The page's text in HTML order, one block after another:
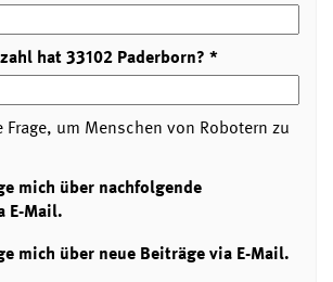
hat 33102 Paderborn? *
um Menschen von Robotern zu
mich über nachfolgende
E-Mail.
mich über neue Beiträge via E-Mail.